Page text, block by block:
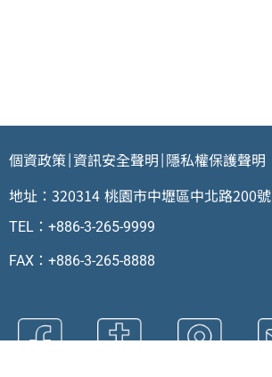
個資政策|資訊安全聲明 | 隱私權保護聲明
地址：320314 桃園市中壢區中北路200號
TEL：+886-3-265-9999
FAX：+886-3-265-8888